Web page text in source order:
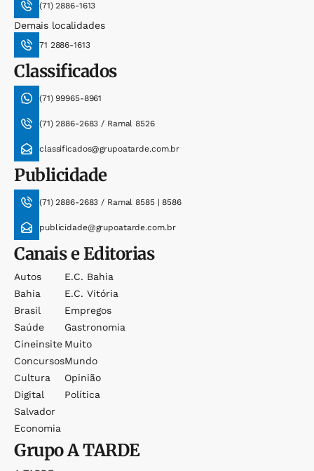
(71) 2886-1613
Demais localidades
71 2886-1613
Classificados
(71) 99965-8961
(71) 2886-2683 / Ramal 8526
classificados@grupoatarde.com.br
Publicidade
(71) 2886-2683 / Ramal 8585 | 8586
publicidade@grupoatarde.com.br
Canais e Editorias
Autos
Bahia
Brasil
Saúde
Cineinsite
Concursos
Cultura
Digital
Salvador
Economia
E.c. Bahia
E.c. Vitória
Empregos
Gastronomia
Muito
Mundo
Opinião
Política
GrupoA TARDE